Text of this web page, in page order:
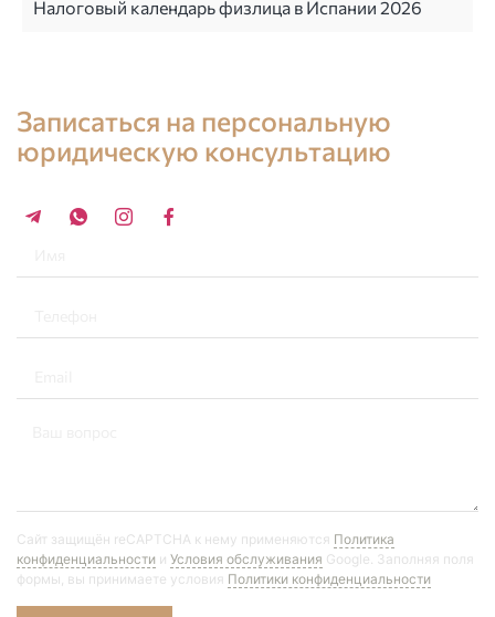
Налоговый календарь физлица в Испании 2026
Записаться на персональную
юридическую консультацию
Сайт защищён reCAPTCHA к нему применяются Политика
конфиденциальности и Условия обслуживания Google. Заполняя поля
формы, вы принимаете условия Политики конфиденциальности